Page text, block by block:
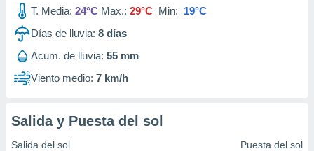
1199
T. Media: 24°C Max.: 29°C Min: 19°C
Días de lluvia: 8 días
Acum. de lluvia: 55 mm
Viento medio: 7 km/h
Salida y Puesta del sol
Salida del sol Puesta del sol